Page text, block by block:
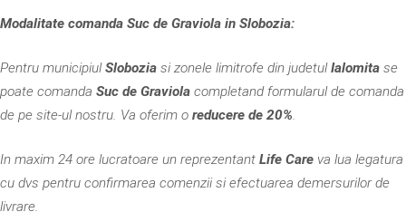
Modalitate comanda Suc de Graviola in Slobozia:
Pentru municipiulSlobozia si zonele limitrofe din judetulIalomita se
poate comanda Suc de Graviola completand formularul de comanda
de pe site-ul nostru. Va oferim o reducere de 20%
In maxim 24 ore lucratoare un reprezentant Life Care va lua legatura
cu dvs pentru confirmarea comenzii si efectuarea demersurilor de
livrare.